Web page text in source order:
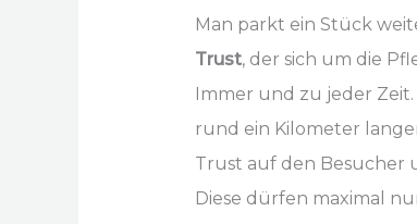
Man parkt ein Stück
Trust, der sich um die
Immer und zu jeder
rund ein Kilometer
Trust auf den Besucher
Diese dürfen maximal